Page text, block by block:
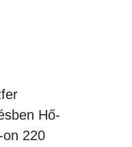
Hő-
on 220